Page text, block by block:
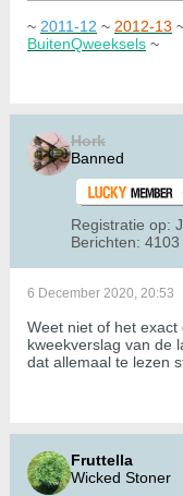
~ 2011-12 ~ 2012-13
BuitenQweeksels ~
Hork
Banned
Registratie op:
Berichten: 4103
6 December 2020, 20:53
Weet niet of het
kweekverslag van de
dat allemaal te lezen
Fruttella
Wicked Stoner